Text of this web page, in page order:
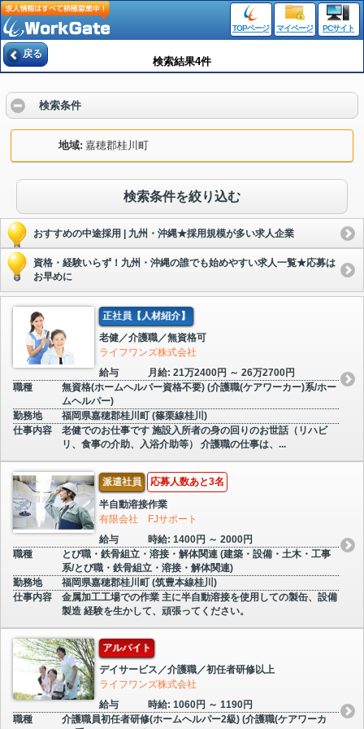
TOPページ マイページ PCサイト
戻る
検索結果4件
検索条件
地域 嘉穂郡桂川町
検索条件を絞り込む
おすすめの中途採用 | 九州・沖縄★採用規模が多い求人企業
資格・経験いらず！九州・沖縄の誰でも始めやすい求人一覧★応募は
お早めに
正社員【人材紹介】
老健／介護職／無資格可
ライフワンズ株式会社
給与
月給: 21万2400円 ～ 26万2700円
職種
無資格(ホームヘルパー資格不要) (介護職(ケアワーカー)系/ホー
ムヘルパー)
勤務地
福岡県嘉穂郡桂川町 (篠栗線桂川)
仕事内容
老健でのお仕事です 施設入所者の身の回りのお世話（リハビ
リ、食事の介助、入浴介助等） 介護職の仕事は、...
派遣社員 応募人数あと3名
半自動溶接作業
有限会社 FJサポート
給与
時給: 1400円 ～ 2000円
職種
とび職・鉄骨組立・溶接・解体関連 (建築・設備・土木・工事
系/とび職・鉄骨組立・溶接・解体関連)
勤務地
福岡県嘉穂郡桂川町 (筑豊本線桂川)
仕事内容
金属加工工場での作業 主に半自動溶接を使用しての製缶、設備
製造 経験を生かして、頑張ってください。
アルバイト
デイサービス／介護職／初任者研修以上
ライフワンズ株式会社
給与
時給: 1060円 ～ 1190円
職種
介護職員初任者研修(ホームヘルパー2級) (介護職(ケアワーカ